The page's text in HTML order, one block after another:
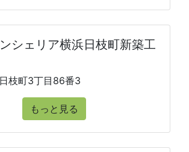
シェリア横浜日枝町新築工
枝町3丁目86番3
もっと見る